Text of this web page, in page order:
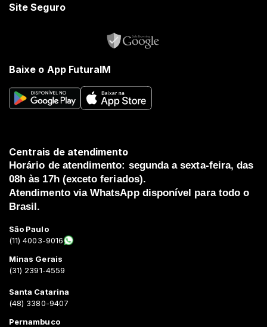
Site Seguro
Baixe o App FuturaIM
Centrais de atendimento
Horário de atendimento: segunda a sexta-feira, das
08h às 17h (exceto feriados).
Atendimento via WhatsApp disponível para todo o
Brasil.
São Paulo
(11) 4003-9016
Minas Gerais
(31) 2391-4559
Santa Catarina
(48) 3380-9407
Pernambuco